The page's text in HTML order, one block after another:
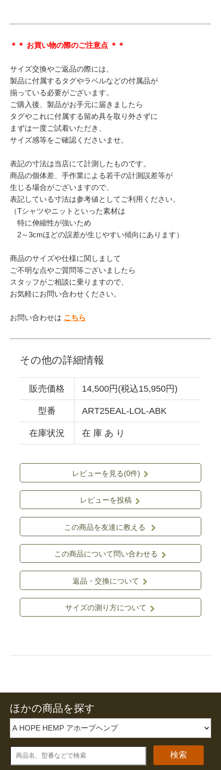
＊＊ お買い物の際のご注意点 ＊＊
サイズ交換やご返品の際には、
製品に付属するタグやラベルなどの付属品が
揃っている必要がございます。
ご購入後、製品がお手元に届きましたら
タグやこれに付属する留め具を取り外さずに
まずは一度ご試着いただき、
サイズ感等をご確認くださいませ。
表記の寸法は当店にて計測したものです。
商品の個体差、手作業による若干の計測誤差等が
生じる場合がございますので、
表記している寸法は参考値としてご利用ください。
（Tシャツやニットといった素材は
特に伸縮性が強いため
2～3cmほどの誤差が生じやすい傾向にあります）
商品のサイズや仕様に関しまして
ご不明な点やご質問等ございましたら
スタッフがご相談に乗りますので、
お気軽にお問い合わせください。
お問い合わせは こちら
その他の詳細情報
販売価格 14,500円(税込15,950円)
型番 ART25EAL-LOL-ABK
在庫状況 在 庫 あ り
レビューを見る(0件)
レビューを投稿
この商品を友達に教える
この商品について問い合わせる
返品・交換について
サイズの測り方について
ほかの商品を探す
検索